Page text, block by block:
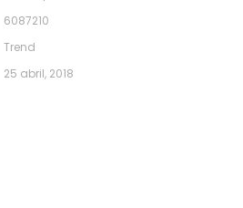
6087210
Trend
25 abril, 2018